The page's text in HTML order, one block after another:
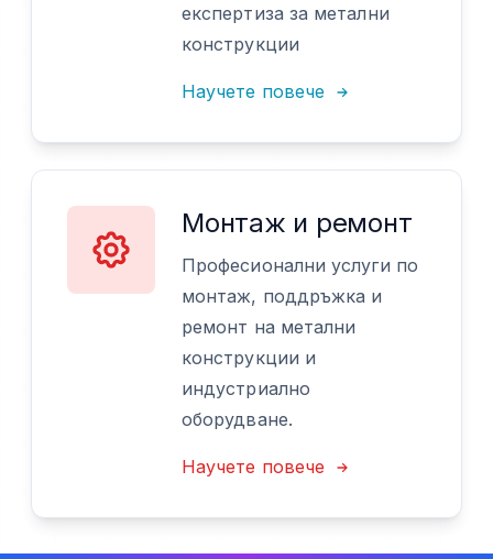
експертиза за метални
конструкции
Научете повече
Монтаж и ремонт
Професионални услуги по
монтаж, поддръжка и
ремонт на метални
конструкции и
индустриално
оборудване.
Научете повече